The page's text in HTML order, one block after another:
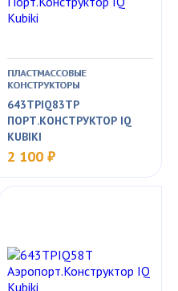
ПЛАСТМАССОВЫЕ
КОНСТРУКТОРЫ
643TPIQ83TP
ПОРТ.КОНСТРУКТОР IQ
KUBIKI
2 100 ₽